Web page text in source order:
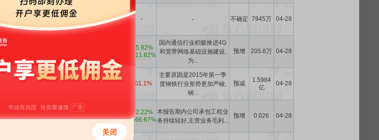
预计2015年1-3月归属于上
市公司股东的净利润为亏
损...
- - - 不确定 7945万 04-28
预计2015年1-3月归属于上
万...
万
944.45%
-15.92%
-11.82%
国内通信行业积极推进4G
和宽带网络基础设施建设,
为...
预增 205.8万 04-28
预计2015年1-3月归属于上
101.1%
主要原因是2015年第一季
度钢铁行业形势更加严峻,
钢...
预减
1.5984
亿
04-28
预计2015年1-3月每股收益
0.055-0.066元,比上年同
0.055～
0.066
150%
-72.22%
～-66.67%
本报告期内公司承包工程业
务持续转好,主营业务毛利...
预增 0.026 04-28